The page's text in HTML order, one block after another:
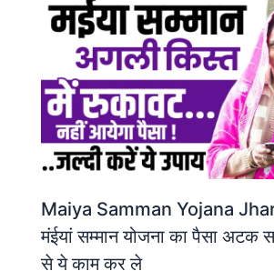
Maiya Samman Yojana
मंईयां सम्मान योजना का पैसा अटक
से ये काम कर ले